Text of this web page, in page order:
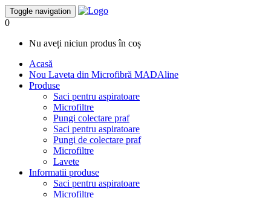
Toggle navigation
0
Nu aveți niciun produs în coș
Acasă
Nou Laveta din Microfibră MADAline
Produse
Saci pentru aspiratoare
Microfiltre
Pungi colectare praf
Saci pentru aspiratoare
Pungi de colectare praf
Microfiltre
Lavete
Informatii produse
Saci pentru aspiratoare
Microfiltre